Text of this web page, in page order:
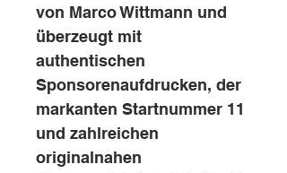
von Marco Wittmann und
überzeugt mit
authentischen
Sponsorenaufdrucken, der
markanten Startnummer 11
und zahlreichen
originalnahen